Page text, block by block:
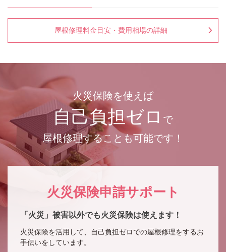
屋根修理料金目安・費用相場の詳細
火災保険を使えば
自己負担ゼロ で
屋根修理することも可能です！
火災保険申請サポート
「火災」被害以外でも火災保険は使えます！
火災保険を活用して、自己負担ゼロでの屋根修理をするお
手伝いをしています。